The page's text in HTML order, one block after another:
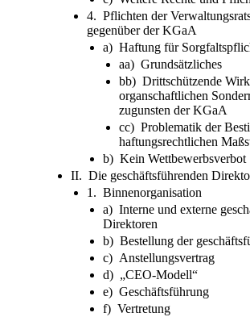
4. Pflichten der
gegenüber der KGaA
a) Haftung für
aa) Grundsätzliches
bb) Drittschützende
organschaftlichen
zugunsten der KGaA
cc) Problematik der
haftungsrechtlichen
b) Kein Wettbewerbsverbot
II. Die geschäftsführenden
1. Binnenorganisation
a) Interne und externe
Direktoren
b) Bestellung der
c) Anstellungsvertrag
d) „CEO-Modell“
e) Geschäftsführung
f) Vertretung